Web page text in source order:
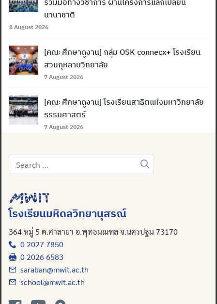
นานาชาติ
8 August 2026
[คณะศึกษาดูงาน] กลุ่ม OSK connecx+ โรงเรียน
สวนกุหลาบวิทยาลัย
7 August 2026
[คณะศึกษาดูงาน] โรงเรียนสาธิตแห่งมหาวิทยาลัย
ธรรมศาสตร์
7 August 2026
Search
for:
โรงเรียนมหิดลวิทยานุสรณ์
364 หมู่ 5 ต.ศาลายา อ.พุทธมณฑล จ.นครปฐม 73170
0 2027 7850
0 2026 6583
saraban@mwit.ac.th
school@mwit.ac.th